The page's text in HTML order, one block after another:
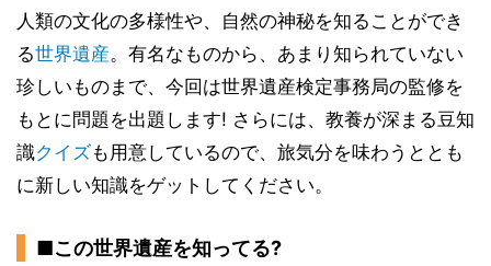
人類の文化の多様性や、自然の神秘を知ることができ
る世界遺産。有名なものから、あまり知られていない
珍しいものまで、今回は世界遺産検定事務局の監修を
もとに問題を出題します! さらには、教養が深まる豆知
識クイズも用意しているので、旅気分を味わうととも
に新しい知識をゲットしてください。
■この世界遺産を知ってる?